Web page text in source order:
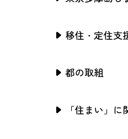
移住・定住支
都の取組
「住まい」